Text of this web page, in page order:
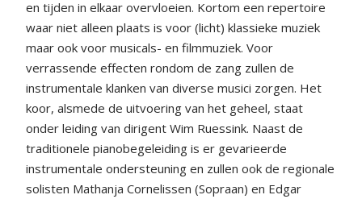
en tijden in elkaar overvloeien. Kortom een repertoire
waar niet alleen plaats is voor (licht) klassieke muziek
maar ook voor musicals- en filmmuziek. Voor
verrassende effecten rondom de zang zullen de
instrumentale klanken van diverse musici zorgen. Het
koor, alsmede de uitvoering van het geheel, staat
onder leiding van dirigent Wim Ruessink. Naast de
traditionele pianobegeleiding is er gevarieerde
instrumentale ondersteuning en zullen ook de regionale
solisten Mathanja Cornelissen (Sopraan) en Edgar